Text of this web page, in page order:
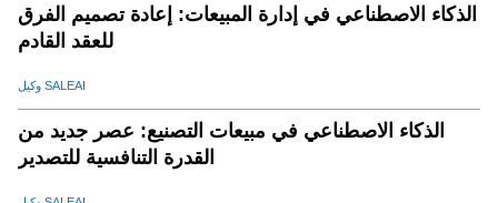
الذكاء الاصطناعي في إدارة المبيعات: إعادة تصميم الفرق
للعقد القادم
وكيل SALEAI
الذكاء الاصطناعي في مبيعات التصنيع: عصر جديد من
القدرة التنافسية للتصدير